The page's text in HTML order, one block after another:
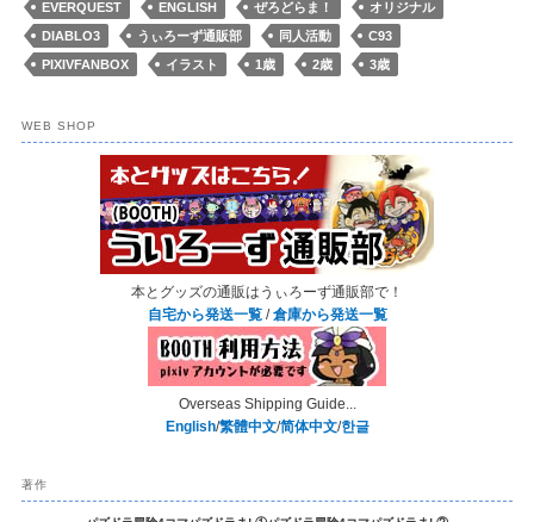
EVERQUEST ENGLISH ぜろどらま！
オリジナル
DIABLO3
うぃろーず通販部 同人活動
C93
PIXIVFANBOX
イラスト 1歳 2歳 3歳
WEB SHOP
本とグッズの通販はうぃろーず通販部で！
自宅から発送一覧/倉庫から発送一覧
Overseas Shipping Guide...
English/繁體中文/简体中文/한글
著作